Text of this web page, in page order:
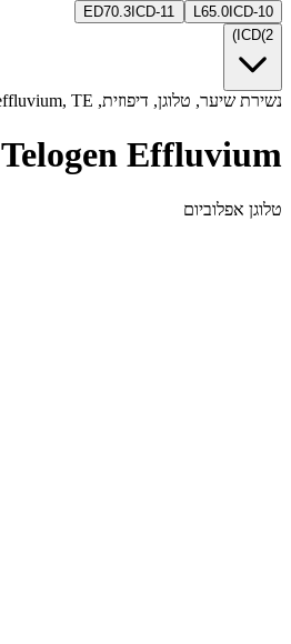
L65.0 ICD-10
ED70.3 ICD-11
ICD(2
)
נשירת שיער, טלוגן, דיפוזית, telogen effluvium, TE, נשירה, שיער, post-partum, מתח, pull test
Telogen Effluvium
טלוגן אפלוביום